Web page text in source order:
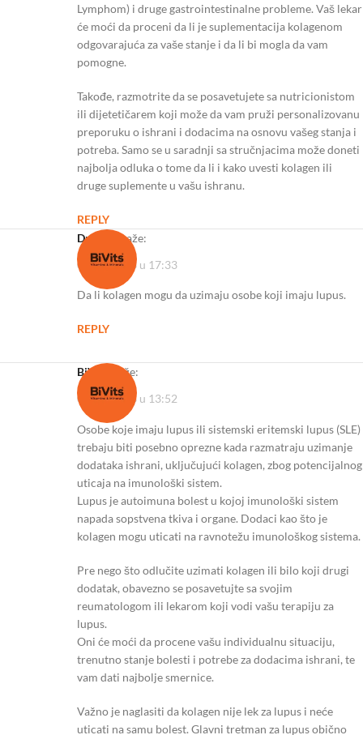
Lymphom) i druge gastrointestinalne probleme. Vaš lekar
će moći da proceni da li je suplementacija kolagenom
odgovarajuća za vaše stanje i da li bi mogla da vam
pomogne.
Takođe, razmotrite da se posavetujete sa nutricionistom
ili dijetetičarem koji može da vam pruži personalizovanu
preporuku o ishrani i dodacima na osnovu vašeg stanja i
potreba. Samo se u saradnji sa stručnjacima može doneti
najbolja odluka o tome da li i kako uvesti kolagen ili
druge suplemente u vašu ishranu.
REPLY
Dragica
kaže:
06/11/2023 u 17:33
Da li kolagen mogu da uzimaju osobe koji imaju lupus.
REPLY
BiVits
kaže:
07/11/2023 u 13:52
Osobe koje imaju lupus ili sistemski eritemski lupus (SLE)
trebaju biti posebno oprezne kada razmatraju uzimanje
dodataka ishrani, uključujući kolagen, zbog potencijalnog
uticaja na imunološki sistem.
Lupus je autoimuna bolest u kojoj imunološki sistem
napada sopstvena tkiva i organe. Dodaci kao što je
kolagen mogu uticati na ravnotežu imunološkog sistema.
Pre nego što odlučite uzimati kolagen ili bilo koji drugi
dodatak, obavezno se posavetujte sa svojim
reumatologom ili lekarom koji vodi vašu terapiju za
lupus.
Oni će moći da procene vašu individualnu situaciju,
trenutno stanje bolesti i potrebe za dodacima ishrani, te
vam dati najbolje smernice.
Važno je naglasiti da kolagen nije lek za lupus i neće
uticati na samu bolest. Glavni tretman za lupus obično